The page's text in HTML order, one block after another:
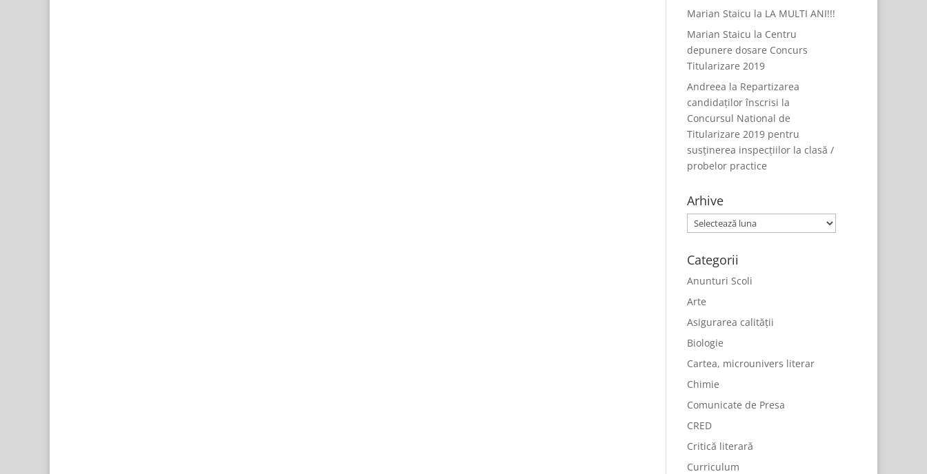
Marian Staicu la LA MULTI ANI!!!
Marian Staicu la Centru
depunere dosare Concurs
Titularizare 2019
Andreea la Repartizarea
candidaților înscrisi la
Concursul National de
Titularizare 2019 pentru
susținerea inspecțiilor la clasă /
probelor practice
Arhive
Arhive
Categorii
Anunturi Scoli
Arte
Asigurarea calității
Biologie
Cartea, microunivers literar
Chimie
Comunicate de Presa
CRED
Critică literară
Curriculum